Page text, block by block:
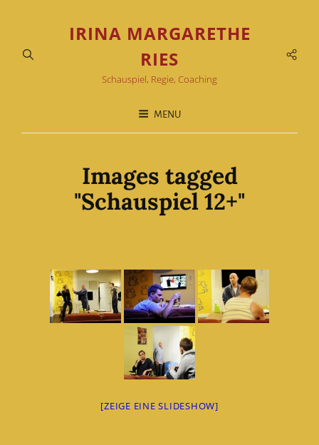
IRINA MARGARETHE
RIES
Schauspiel, Regie, Coaching
MENU
Images tagged
"Schauspiel 12+"
[ZEIGE EINE SLIDESHOW]